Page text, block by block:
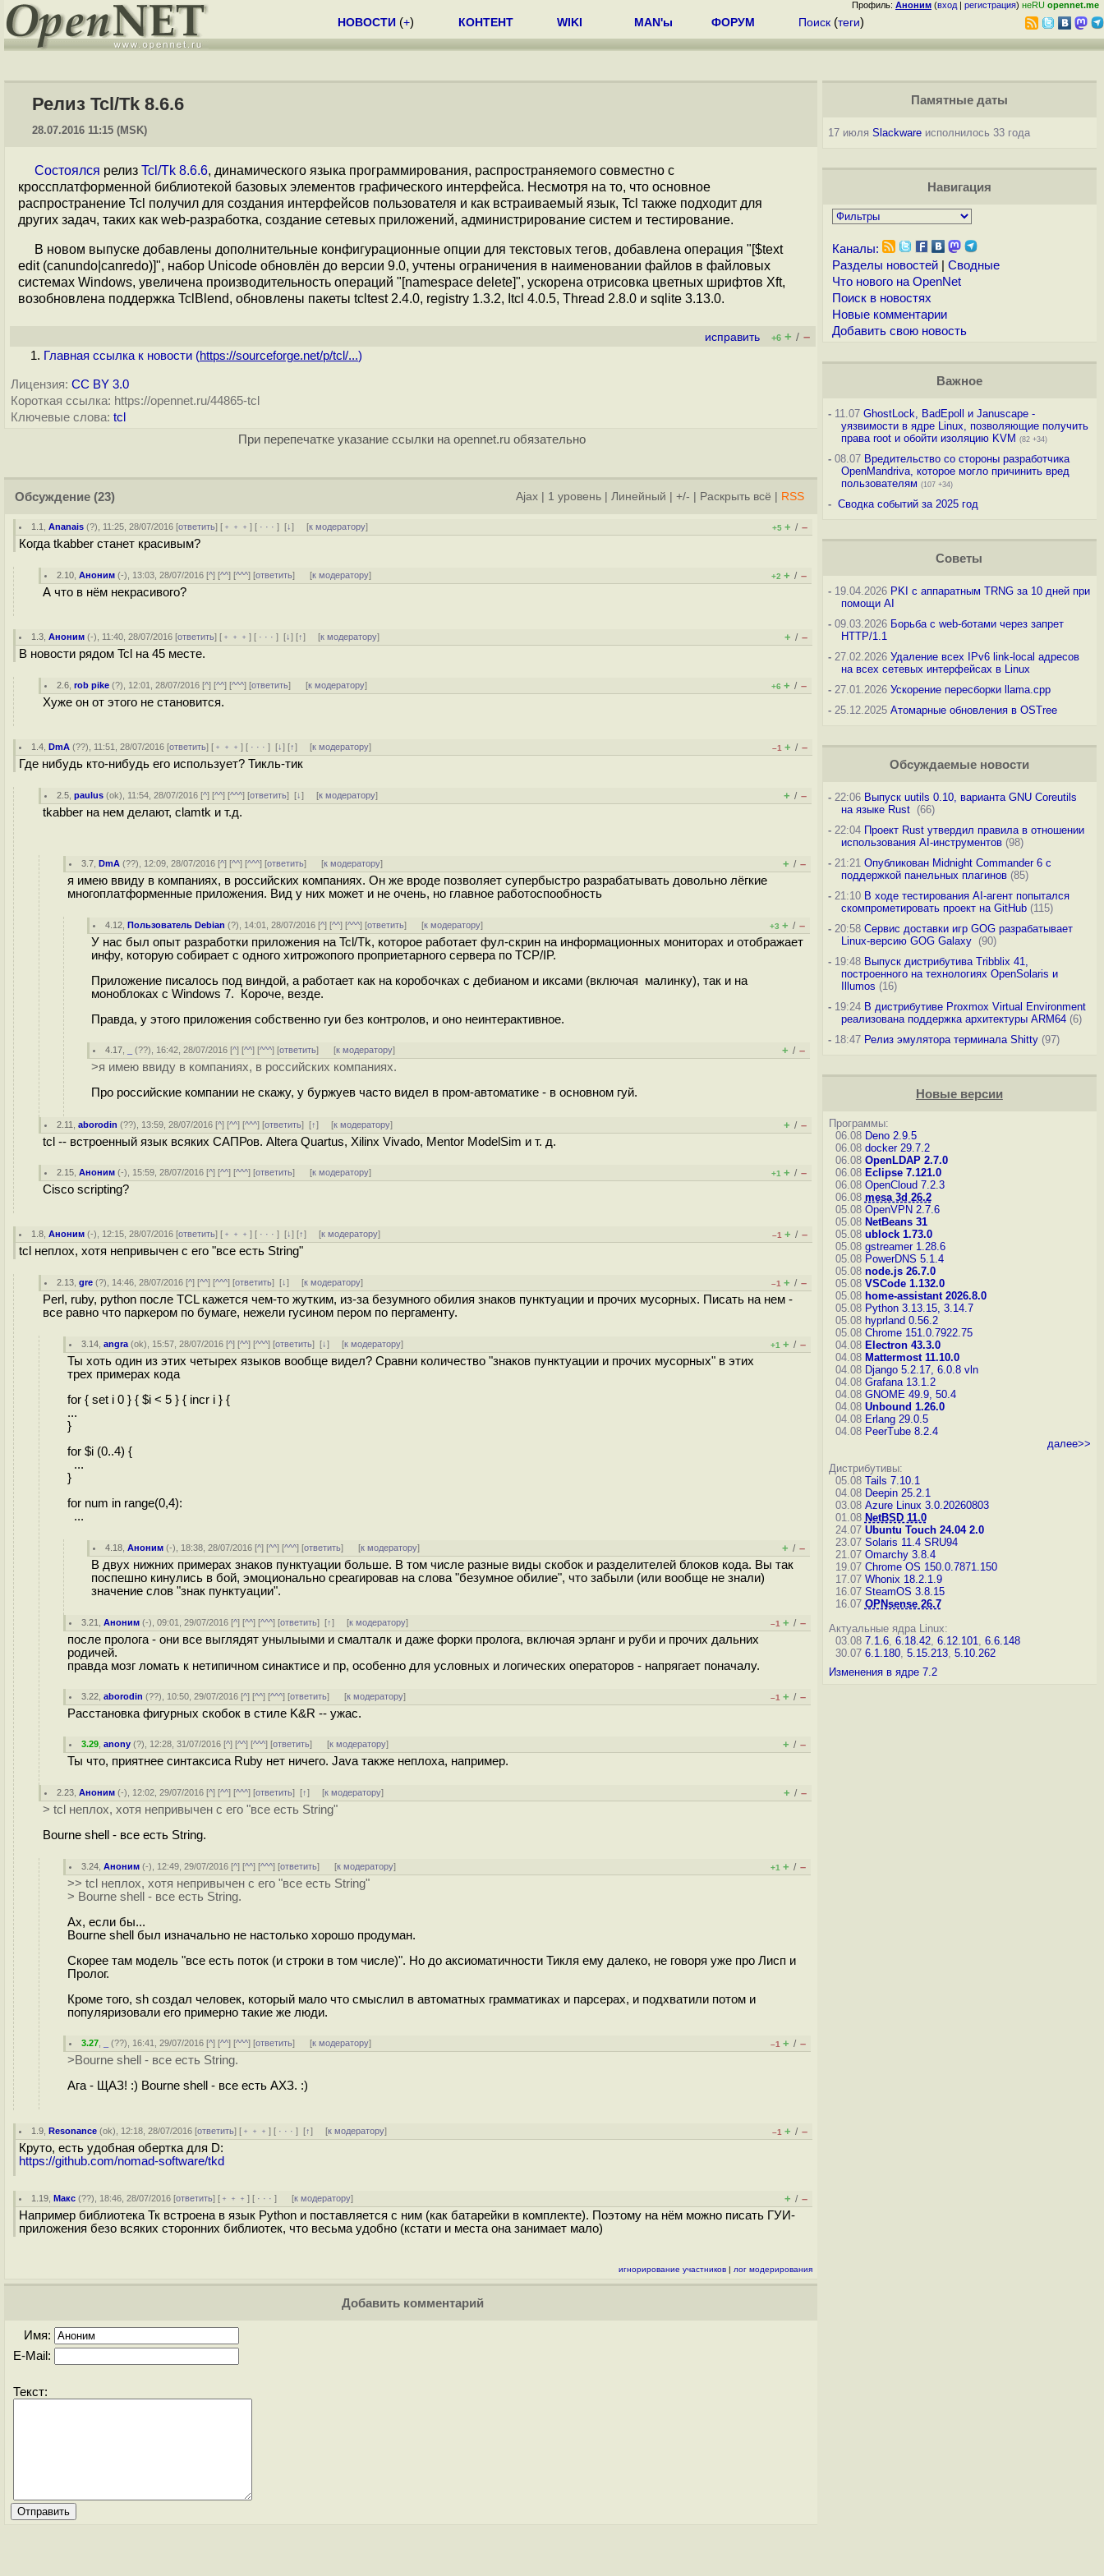
Профиль: Аноним (вход | регистрация) неRU opennet.me
НОВОСТИ (+) КОНТЕНТ WIKI MAN'ы ФОРУМ Поиск (теги)
Релиз Tcl/Tk 8.6.6
28.07.2016 11:15 (MSK)
Состоялся релиз Tcl/Tk 8.6.6, динамического языка программирования, распространяемого совместно с
кроссплатформенной библиотекой базовых элементов графического интерфейса. Несмотря на то, что основное
распространение Tcl получил для создания интерфейсов пользователя и как встраиваемый язык, Tcl также подходит для
других задач, таких как web-разработка, создание сетевых приложений, администрирование систем и тестирование.
В новом выпуске добавлены дополнительные конфигурационные опции для текстовых тегов, добавлена операция "[$text
edit (canundo|canredo)]", набор Unicode обновлён до версии 9.0, учтены ограничения в наименовании файлов в файловых
системах Windows, увеличена производительность операций "[namespace delete]", ускорена отрисовка цветных шрифтов Xft,
возобновлена поддержка TclBlend, обновлены пакеты tcltest 2.4.0, registry 1.3.2, Itcl 4.0.5, Thread 2.8.0 и sqlite 3.13.0.
исправить +6 + / –
Главная ссылка к новости (https://sourceforge.net/p/tcl/...)
Лицензия: CC BY 3.0
Короткая ссылка: https://opennet.ru/44865-tcl
Ключевые слова: tcl
При перепечатке указание ссылки на opennet.ru обязательно
Обсуждение (23) Ajax 1 уровень Линейный +/- Раскрыть всё RSS
1.1 ,Ananais (?), 11:25, 28/07/2016 [ответить] [ ﹢﹢﹢] [ · · ·][↓] [к модератору] +5 + / –
Когда tkabber станет красивым?
2.10 ,Аноним (-), 13:03, 28/07/2016 [^] [^^] [^^^] [ответить] [к модератору] +2 + / –
А что в нём некрасивого?
1.3 ,Аноним (-), 11:40, 28/07/2016 [ответить] [ ﹢﹢﹢] [ · · ·][↓] [↑] [к модератору] + / –
В новости рядом Tcl на 45 месте.
2.6 ,rob pike (?), 12:01, 28/07/2016 [^] [^^] [^^^] [ответить] [к модератору] +6 + / –
Хуже он от этого не становится.
1.4 ,DmA (??), 11:51, 28/07/2016 [ответить] [ ﹢﹢﹢] [ · · ·][↓] [↑] [к модератору] –1 + / –
Где нибудь кто-нибудь его использует? Тикль-тик
2.5 ,paulus (ok), 11:54, 28/07/2016 [^] [^^] [^^^] [ответить][↓] [к модератору] + / –
tkabber на нем делают, clamtk и т.д.
3.7 ,DmA (??), 12:09, 28/07/2016 [^] [^^] [^^^] [ответить] [к модератору] + / –
я имею ввиду в компаниях, в российских компаниях. Он же вроде позволяет супербыстро разрабатывать довольно лёгкие
многоплатформенные приложения. Вид у них может и не очень, но главное работоспообность
4.12 ,Пользователь Debian (?), 14:01, 28/07/2016 [^] [^^] [^^^] [ответить] [к модератору] +3 + / –
У нас был опыт разработки приложения на Tcl/Tk, которое работает фул-скрин на информационных мониторах и отображает
инфу, которую собирает с одного хитрожопого проприетарного сервера по TCP/IP.
Приложение писалось под виндой, а работает как на коробочках с дебианом и иксами (включая малинку), так и на
моноблоках с Windows 7. Короче, везде.
Правда, у этого приложения собственно гуи без контролов, и оно неинтерактивное.
4.17 (??), 16:42, 28/07/2016 [^] [^^] [^^^] [ответить] [к модератору] + / –
>я имею ввиду в компаниях, в российских компаниях.
Про российские компании не скажу, у буржуев часто видел в пром-автоматике - в основном гуй.
2.11 ,aborodin (??), 13:59, 28/07/2016 [^] [^^] [^^^] [ответить][↑] [к модератору] + / –
tcl -- встроенный язык всяких САПРов. Altera Quartus, Xilinx Vivado, Mentor ModelSim и т. д.
2.15 ,Аноним (-), 15:59, 28/07/2016 [^] [^^] [^^^] [ответить] [к модератору] +1 + / –
Cisco scripting?
1.8 ,Аноним (-), 12:15, 28/07/2016 [ответить] [ ﹢﹢﹢] [ · · ·][↓] [↑] [к модератору] –1 + / –
tcl неплох, хотя непривычен с его "все есть String"
2.13 ,gre (?), 14:46, 28/07/2016 [^] [^^] [^^^] [ответить][↓] [к модератору] –1 + / –
Perl, ruby, python после TCL кажется чем-то жутким, из-за безумного обилия знаков пунктуации и прочих мусорных. Писать на нем -
все равно что паркером по бумаге, нежели гусином пером по пергаменту.
3.14 ,angra (ok), 15:57, 28/07/2016 [^] [^^] [^^^] [ответить][↓] [к модератору] +1 + / –
Ты хоть один из этих четырех языков вообще видел? Сравни количество "знаков пунктуации и прочих мусорных" в этих
трех примерах кода
for { set i 0 } { $i < 5 } { incr i } {
...
}
for $i (0..4) {
...
}
for num in range(0,4):
...
4.18 ,Аноним (-), 18:38, 28/07/2016 [^] [^^] [^^^] [ответить] [к модератору] + / –
В двух нижних примерах знаков пунктуации больше. В том числе разные виды скобок и разделителей блоков кода. Вы так
поспешно кинулись в бой, эмоционально среагировав на слова "безумное обилие", что забыли (или вообще не знали)
значение слов "знак пунктуации".
3.21 ,Аноним (-), 09:01, 29/07/2016 [^] [^^] [^^^] [ответить][↑] [к модератору] –1 + / –
после пролога - они все выглядят унылыыми и смалталк и даже форки пролога, включая эрланг и руби и прочих дальних
родичей.
правда мозг ломать к нетипичном синактисе и пр, особенно для условных и логических операторов - напрягает поначалу.
3.22 ,aborodin (??), 10:50, 29/07/2016 [^] [^^] [^^^] [ответить] [к модератору] –1 + / –
Расстановка фигурных скобок в стиле K&R -- ужас.
3.29 ,anony (?), 12:28, 31/07/2016 [^] [^^] [^^^] [ответить] [к модератору] + / –
Ты что, приятнее синтаксиса Ruby нет ничего. Java также неплоха, например.
2.23 ,Аноним (-), 12:02, 29/07/2016 [^] [^^] [^^^] [ответить][↑] [к модератору] + / –
> tcl неплох, хотя непривычен с его "все есть String"
Bourne shell - все есть String.
3.24 ,Аноним (-), 12:49, 29/07/2016 [^] [^^] [^^^] [ответить] [к модератору] +1 + / –
>> tcl неплох, хотя непривычен с его "все есть String"
> Bourne shell - все есть String.
Ах, если бы...
Bourne shell был изначально не настолько хорошо продуман.
Скорее там модель "все есть поток (и строки в том числе)". Но до аксиоматичности Тикля ему далеко, не говоря уже про Лисп и
Пролог.
Кроме того, sh создал человек, который мало что смыслил в автоматных грамматиках и парсерах, и подхватили потом и
популяризовали его примерно такие же люди.
3.27 (??), 16:41, 29/07/2016 [^] [^^] [^^^] [ответить] [к модератору] –1 + / –
>Bourne shell - все есть String.
Ага - ЩАЗ! :) Bourne shell - все есть АХЗ. :)
1.9 ,Resonance (ok), 12:18, 28/07/2016 [ответить] [ ﹢﹢﹢] [ · · ·][↑] [к модератору] –1 + / –
Круто, есть удобная обертка для D:
https://github.com/nomad-software/tkd
1.19 ,Макс (??), 18:46, 28/07/2016 [ответить] [ ﹢﹢﹢] [ · · ·] [к модератору] + / –
Например библиотека Тк встроена в язык Python и поставляется с ним (как батарейки в комплекте). Поэтому на нём можно писать ГУИ-
приложения безо всяких сторонних библиотек, что весьма удобно (кстати и места она занимает мало)
игнорирование участников | лог модерирования
Добавить комментарий
Имя:
E-Mail:
Текст:
Памятные даты
17 июля Slackwareисполнилось 33 года
Навигация
Каналы:
Разделы новостей| Сводные
Что нового на OpenNet
Поиск в новостях
Новые комментарии
Добавить свою новость
Важное
-11.07 GhostLock, BadEpoll и Januscape -
уязвимости в ядре Linux, позволяющие получить
права root и обойти изоляцию KVM (82 +34)
-08.07 Вредительство со стороны разработчика
OpenMandriva, которое могло причинить вред
пользователям (107 +34)
- Сводка событий за 2025 год
Советы
-19.04.2026 PKI с аппаратным TRNG за 10 дней при
помощи AI
-09.03.2026 Борьба с web-ботами через запрет
HTTP/1.1
-27.02.2026 Удаление всех IPv6 link-local адресов
на всех сетевых интерфейсах в Linux
-27.01.2026 Ускорение пересборки llama.cpp
-25.12.2025 Атомарные обновления в OSTree
Обсуждаемые новости
-22:06 Выпуск uutils 0.10, варианта GNU Coreutils
на языке Rust (66)
-22:04 Проект Rust утвердил правила в отношении
использования AI-инструментов(98)
-21:21 Опубликован Midnight Commander 6 c
поддержкой панельных плагинов(85)
-21:10 В ходе тестирования AI-агент попытался
скомпрометировать проект на GitHub(115)
-20:58 Сервис доставки игр GOG разрабатывает
Linux-версию GOG Galaxy (90)
-19:48 Выпуск дистрибутива Tribblix 41,
построенного на технологиях OpenSolaris и
Illumos (16)
-19:24 В дистрибутиве Proxmox Virtual Environment
реализована поддержка архитектуры ARM64(6)
-18:47 Релиз эмулятора терминала Shitty(97)
Новые версии
Программы:
06.08 Deno 2.9.5
06.08 docker 29.7.2
06.08 OpenLDAP 2.7.0
06.08 Eclipse 7.121.0
06.08 OpenCloud 7.2.3
06.08 mesa 3d 26.2
05.08 OpenVPN 2.7.6
05.08 NetBeans 31
05.08 ublock 1.73.0
05.08 gstreamer 1.28.6
05.08 PowerDNS 5.1.4
05.08 node.js 26.7.0
05.08 VSCode 1.132.0
05.08 home-assistant 2026.8.0
05.08 Python 3.13.15, 3.14.7
05.08 hyprland 0.56.2
05.08 Chrome 151.0.7922.75
04.08 Electron 43.3.0
04.08 Mattermost 11.10.0
04.08 Django 5.2.17, 6.0.8 vln
04.08 Grafana 13.1.2
04.08 GNOME 49.9, 50.4
04.08 Unbound 1.26.0
04.08 Erlang 29.0.5
04.08 PeerTube 8.2.4
далее>>
Дистрибутивы:
05.08 Tails 7.10.1
04.08 Deepin 25.2.1
03.08 Azure Linux 3.0.20260803
01.08 NetBSD 11.0
24.07 Ubuntu Touch 24.04 2.0
23.07 Solaris 11.4 SRU94
21.07 Omarchy 3.8.4
19.07 Chrome OS 150.0.7871.150
17.07 Whonix 18.2.1.9
16.07 SteamOS 3.8.15
16.07 OPNsense 26.7
Актуальные ядра Linux:
03.08 7.1.6, 6.18.42, 6.12.101, 6.6.148
30.07 6.1.180, 5.15.213, 5.10.262
Изменения в ядре 7.2